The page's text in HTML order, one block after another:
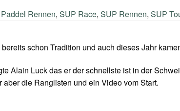
Paddel Rennen,SUP Race,SUP Rennen,SUP
schon Tradition und auch dieses Jahr
Alain Luck das er der schnellste ist in der
aber die Ranglisten und ein Video vom Start.